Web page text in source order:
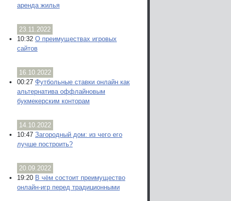
аренда жилья
23.11.2022
10:32 О преимуществах игровых
сайтов
16.10.2022
00:27 Футбольные ставки онлайн как
альтернатива оффлайновым
букмекерским конторам
14.10.2022
10:47 Загородный дом: из чего его
лучше построить?
20.09.2022
19:20 В чём состоит преимущество
онлайн-игр перед традиционными